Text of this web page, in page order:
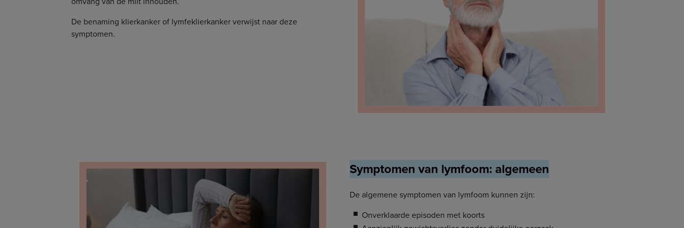
De benaming klierkanker of lymfeklierkanker verwijst naar deze
symptomen.
Symptomen van lymfoom: algemeen
De algemene symptomen van lymfoom kunnen zijn:
Onverklaarde episoden met koorts